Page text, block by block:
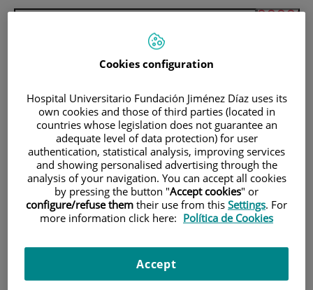
Pacientes y visitantes
Cookies configuration
Hospital Universitario Fundación Jiménez Díaz uses its
own cookies and those of third parties (located in
countries whose legislation does not guarantee an
adequate level of data protection) for user
authentication, statistical analysis, improving services
and showing personalised advertising through the
analysis of your navigation. You can accept all cookies
by pressing the button "Accept cookies" or
configure/refuse them their use from this Settings. For
more information click here: Política de Cookies
Accept